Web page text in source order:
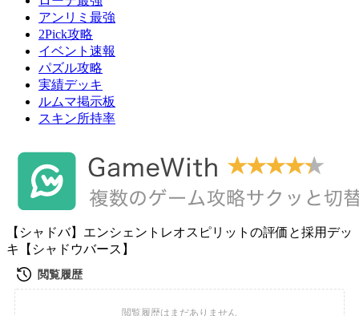
アンリミ最強
2Pick攻略
イベント速報
パズル攻略
実績デッキ
ルムマ掲示板
スキン所持率
【シャドバ】エンシェントレオスピリットの評価と採用デッ
キ【シャドウバース】